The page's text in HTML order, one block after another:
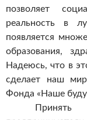
позволяет
реальность в
появляется
образования,
Надеюсь, что в
сделает наш
Фонда «Наше